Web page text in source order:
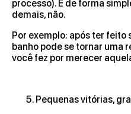
processo). E de forma
demais, não.
Por exemplo: após ter feito
banho pode se tornar uma
você fez por merecer
Pequenas vitórias,